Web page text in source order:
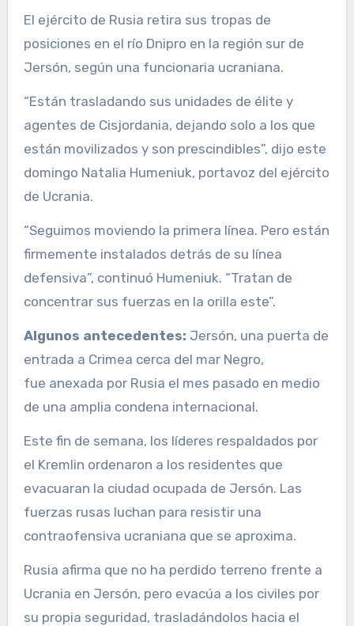
El ejército de Rusia retira sus tropas de
posiciones en el río Dnipro en la región sur de
Jersón, según una funcionaria ucraniana.
“Están trasladando sus unidades de élite y
agentes de Cisjordania, dejando solo a los que
están movilizados y son prescindibles”, dijo este
domingo Natalia Humeniuk, portavoz del ejército
de Ucrania.
“Seguimos moviendo la primera línea. Pero están
firmemente instalados detrás de su línea
defensiva”, continuó Humeniuk. “Tratan de
concentrar sus fuerzas en la orilla este”.
Algunos antecedentes: Jersón, una puerta de
entrada a Crimea cerca del mar Negro,
fue anexada por Rusia el mes pasado en medio
de una amplia condena internacional.
Este fin de semana, los líderes respaldados por
el Kremlin ordenaron a los residentes que
evacuaran la ciudad ocupada de Jersón. Las
fuerzas rusas luchan para resistir una
contraofensiva ucraniana que se aproxima.
Rusia afirma que no ha perdido terreno frente a
Ucrania en Jersón, pero evacúa a los civiles por
su propia seguridad, trasladándolos hacia el